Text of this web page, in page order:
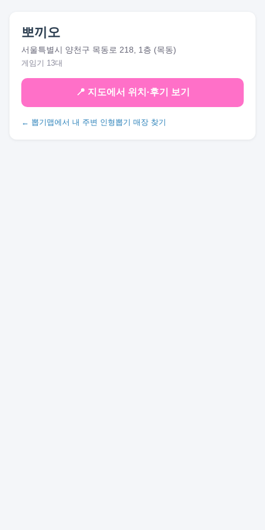
뽀끼오
서울특별시 양천구 목동로 218, 1층 (목동)
게임기 13대
📍 지도에서 위치·후기 보기
← 뽑기맵에서 내 주변 인형뽑기 매장 찾기